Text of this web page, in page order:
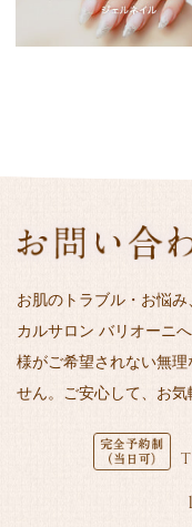
お肌のトラブル・お悩
カルサロン バリオーニ
様がご希望されない無
せん。ご安心して、お気